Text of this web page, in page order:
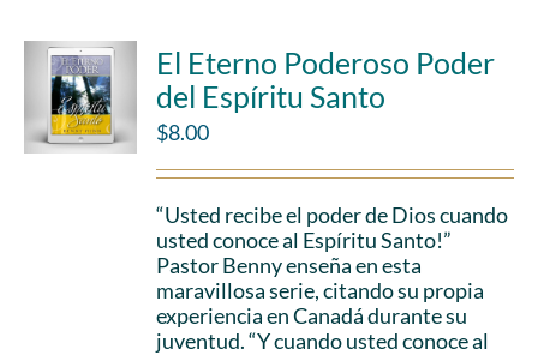
El Eterno Poderoso Poder
del Espíritu Santo
$8.00
“Usted recibe el poder de Dios cuando
usted conoce al Espíritu Santo!”
Pastor Benny enseña en esta
maravillosa serie, citando su propia
experiencia en Canadá durante su
juventud. “Y cuando usted conoce al